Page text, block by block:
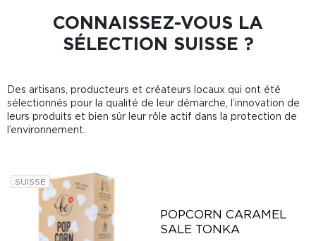
CONNAISSEZ-VOUS LA
SÉLECTION SUISSE ?
Des artisans, producteurs et créateurs locaux qui ont été
sélectionnés pour la qualité de leur démarche, l’innovation de
leurs produits et bien sûr leur rôle actif dans la protection de
l’environnement.
SUISSE
POPCORN CARAMEL
SALE TONKA